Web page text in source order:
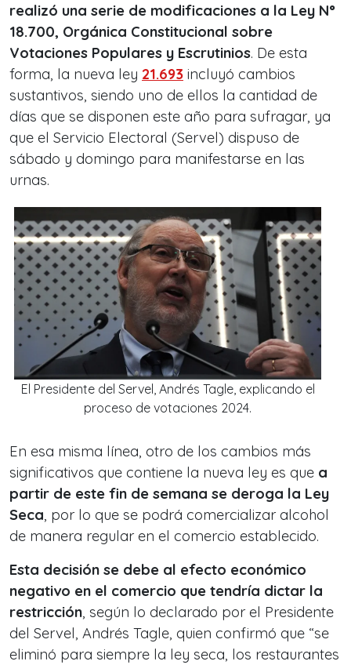
realizó una serie de modificaciones a la Ley N°
18.700, Orgánica Constitucional sobre
Votaciones Populares y Escrutinios. De esta
forma, la nueva ley 21.693 incluyó cambios
sustantivos, siendo uno de ellos la cantidad de
días que se disponen este año para sufragar, ya
que el Servicio Electoral (Servel) dispuso de
sábado y domingo para manifestarse en las
urnas.
El Presidente del Servel, Andrés Tagle, explicando el
proceso de votaciones 2024.
En esa misma línea, otro de los cambios más
significativos que contiene la nueva ley es que a
partir de este fin de semana se deroga la Ley
Seca, por lo que se podrá comercializar alcohol
de manera regular en el comercio establecido.
Esta decisión se debe al efecto económico
negativo en el comercio que tendría dictar la
restricción, según lo declarado por el Presidente
del Servel, Andrés Tagle, quien confirmó que “se
eliminó para siempre la ley seca, los restaurantes